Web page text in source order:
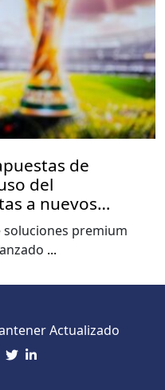
de
del
a nuevos
de la Copa
premium
...
Actualizado